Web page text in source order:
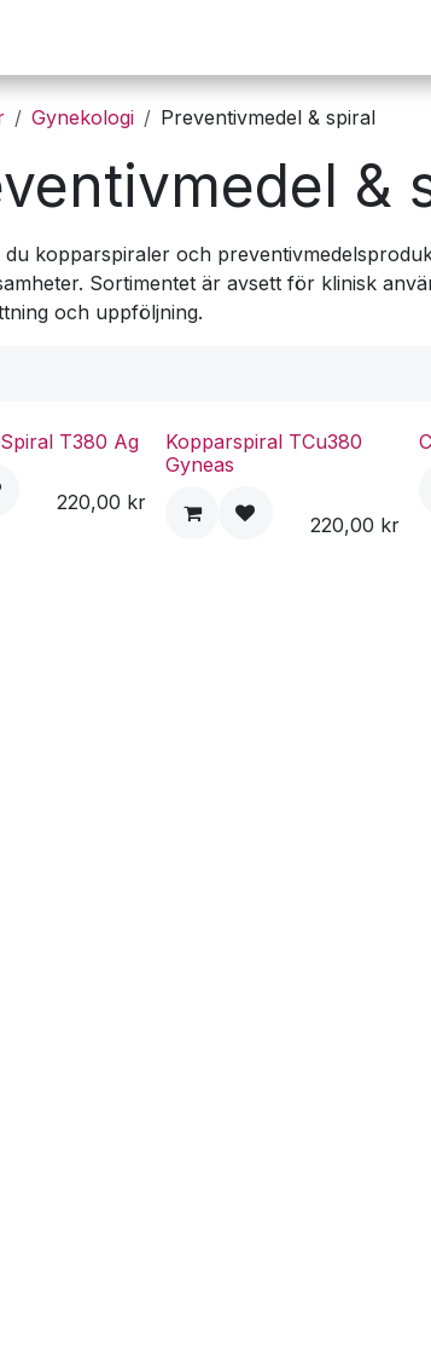
Gynekologi Preventivmedel & spiral
&
kopparspiraler och
Sortimentet är avsett för klinisk
och uppföljning.
T380 Ag
220,00 kr
Kopparspiral TCu380
Gyneas
220,00 kr